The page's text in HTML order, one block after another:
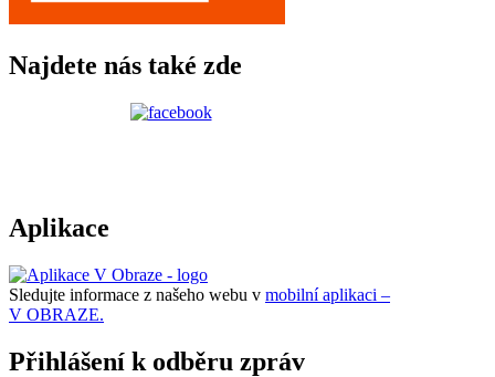
Najdete nás také zde
Aplikace
Sledujte informace z našeho webu v mobilní aplikaci –
V OBRAZE.
Přihlášení k odběru zpráv